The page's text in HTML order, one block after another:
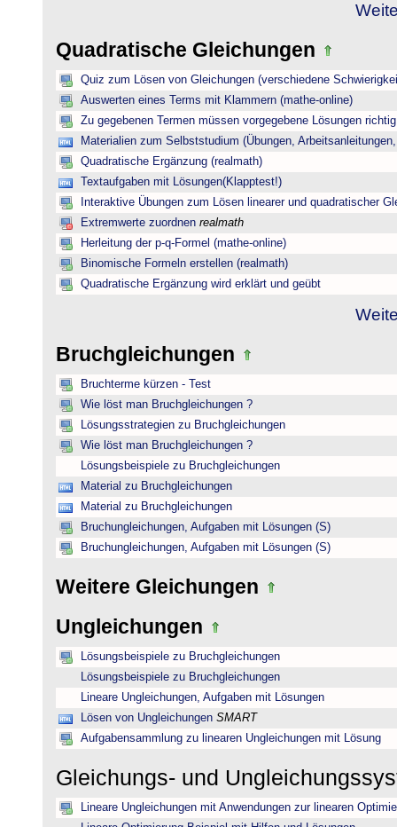
Quadratische Gleichungen
Quiz zum Lösen von Gleichungen (verschiedene
Auswerten eines Terms mit Klammern (mathe-online)
Zu gegebenen Termen müssen vorgegebene Lösungen
Materialien zum Selbststudium (Übungen,
Quadratische Ergänzung (realmath)
Textaufgaben mit Lösungen(Klapptest!)
Interaktive Übungen zum Lösen linearer und quadratischer
Extremwerte zuordnen realmath
Herleitung der p-q-Formel (mathe-online)
Binomische Formeln erstellen (realmath)
Quadratische Ergänzung wird erklärt und geübt
Bruchgleichungen
Bruchterme kürzen - Test
Wie löst man Bruchgleichungen ?
Lösungsstrategien zu Bruchgleichungen
Wie löst man Bruchgleichungen ?
Lösungsbeispiele zu Bruchgleichungen
Material zu Bruchgleichungen
Material zu Bruchgleichungen
Bruchungleichungen, Aufgaben mit Lösungen (S)
Bruchungleichungen, Aufgaben mit Lösungen (S)
Weitere Gleichungen
Ungleichungen
Lösungsbeispiele zu Bruchgleichungen
Lösungsbeispiele zu Bruchgleichungen
Lineare Ungleichungen, Aufgaben mit Lösungen
Lösen von Ungleichungen SMART
Aufgabensammlung zu linearen Ungleichungen mit Lösung
Gleichungs- und
Lineare Ungleichungen mit Anwendungen zur linearen